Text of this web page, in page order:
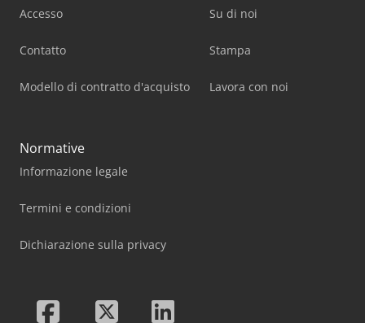
Accesso
Contatto
Modello di contratto d'acquisto
Su di noi
Stampa
Lavora con noi
Normative
Informazione legale
Termini e condizioni
Dichiarazione sulla privacy